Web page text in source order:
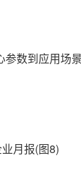
数到应用场